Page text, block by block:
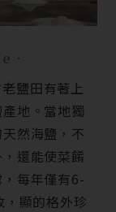
鹽田有著上
地。當地獨
然海鹽，不
還能使菜餚
每年僅有6-
顯的格外珍